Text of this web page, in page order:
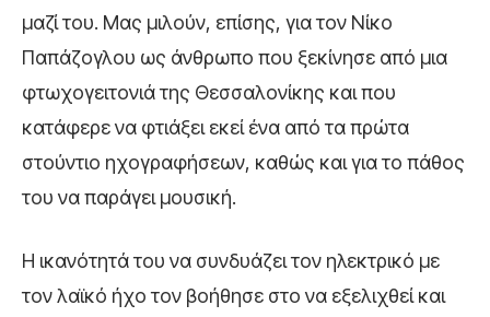
μαζί του. Μας μιλούν, επίσης, για τον Νίκο
Παπάζογλου ως άνθρωπο που ξεκίνησε από μια
φτωχογειτονιά της Θεσσαλονίκης και που
κατάφερε να φτιάξει εκεί ένα από τα πρώτα
στούντιο ηχογραφήσεων, καθώς και για το πάθος
του να παράγει μουσική.
Η ικανότητά του να συνδυάζει τον ηλεκτρικό με
τον λαϊκό ήχο τον βοήθησε στο να εξελιχθεί και